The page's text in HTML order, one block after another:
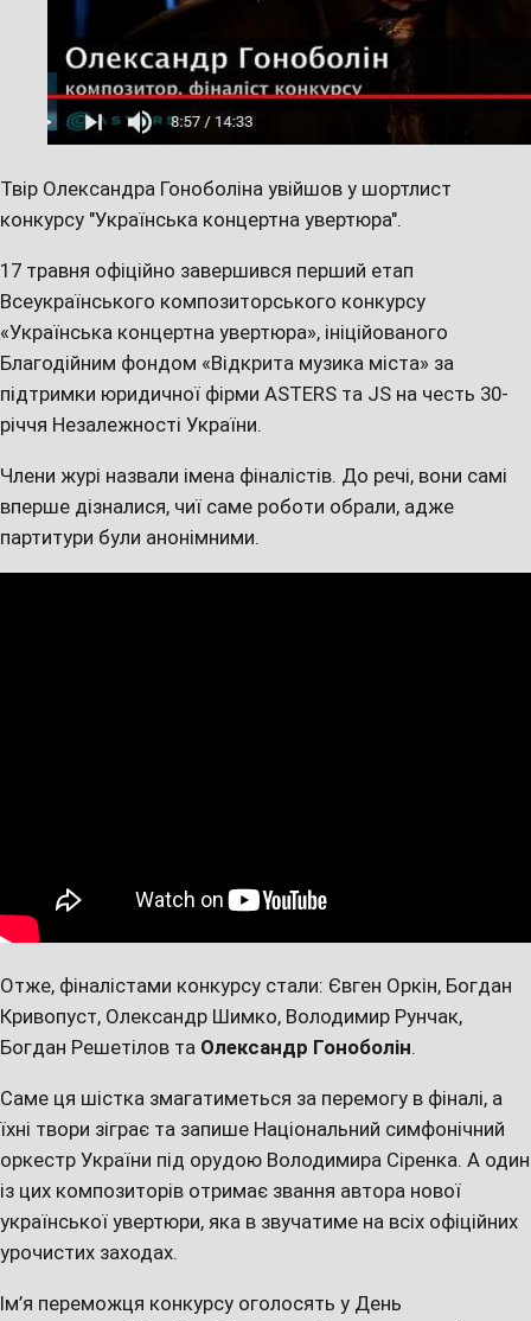
Твір Олександра Гоноболіна увійшов у шортлист
конкурсу "Українська концертна увертюра".
17 травня офіційно завершився перший етап
Всеукраїнського композиторського конкурсу
«Українська концертна увертюра», ініційованого
Благодійним фондом «Відкрита музика міста» за
підтримки юридичної фірми ASTERS та JS на честь 30-
річчя Незалежності України.
Члени журі назвали імена фіналістів. До речі, вони самі
вперше дізналися, чиї саме роботи обрали, адже
партитури були анонімними.
Отже, фіналістами конкурсу стали: Євген Оркін, Богдан
Кривопуст, Олександр Шимко, Володимир Рунчак,
Богдан Решетілов та Олександр Гоноболін.
Саме ця шістка змагатиметься за перемогу в фіналі, а
їхні твори зіграє та запише Національний симфонічний
оркестр України під орудою Володимира Сіренка. А один
із цих композиторів отримає звання автора нової
української увертюри, яка в звучатиме на всіх офіційних
урочистих заходах.
Ім’я переможця конкурсу оголосять у День